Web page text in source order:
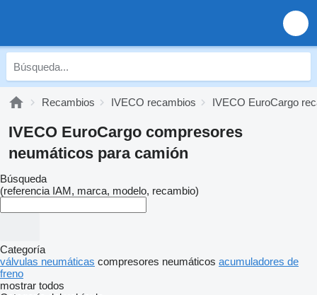
Recambios IVECO recambios IVECO EuroCargo
IVECO EuroCargo compresores
neumáticos para camión
Búsqueda
(referencia IAM, marca, modelo, recambio)
Categoría
válvulas neumáticas compresores neumáticos acumuladores de
freno
mostrar todos